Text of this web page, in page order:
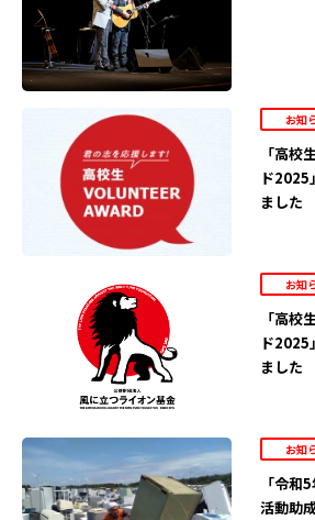
お知
「高校
ド2025
ました
お知
「高校
ド2025
ました
お知
「令和
活動助